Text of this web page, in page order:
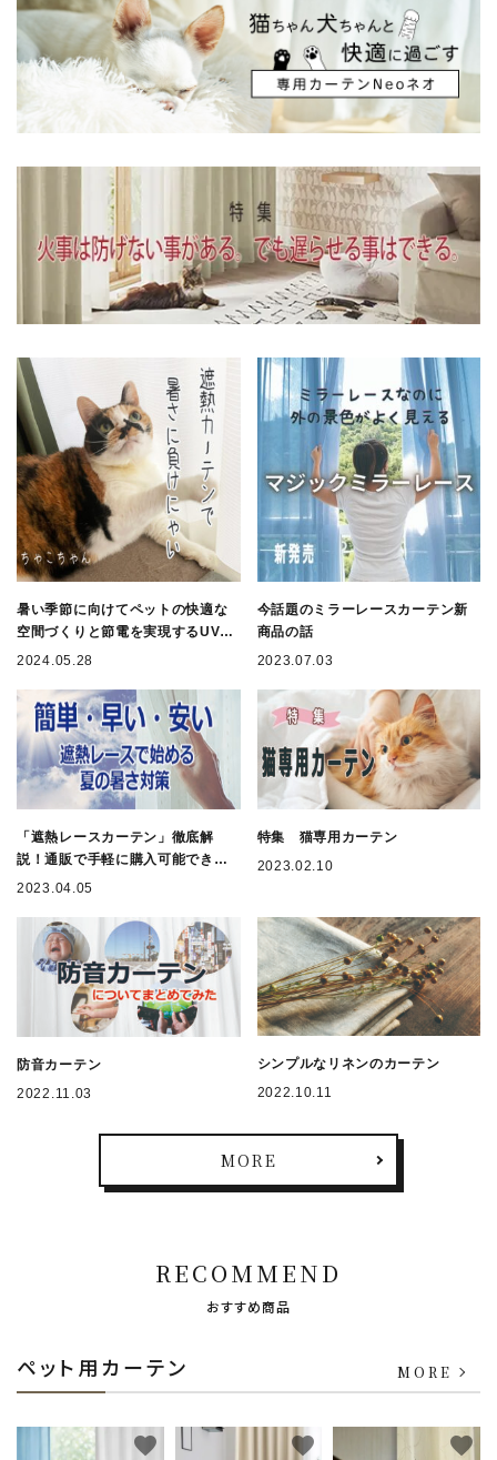
暑い季節に向けてペットの快適な
空間づくりと節電を実現するUVカ
ット80%のペット専用遮熱レース
2024.05.28
今話題のミラーレースカーテン新
商品の話
2023.07.03
「遮熱レースカーテン」徹底解
説！通販で手軽に購入可能できま
す。
2023.04.05
特集 猫専用カーテン
2023.02.10
防音カーテン
2022.11.03
シンプルなリネンのカーテン
2022.10.11
MORE
RECOMMEND
おすすめ商品
ペット用カーテン MORE
favorite favorite favorite